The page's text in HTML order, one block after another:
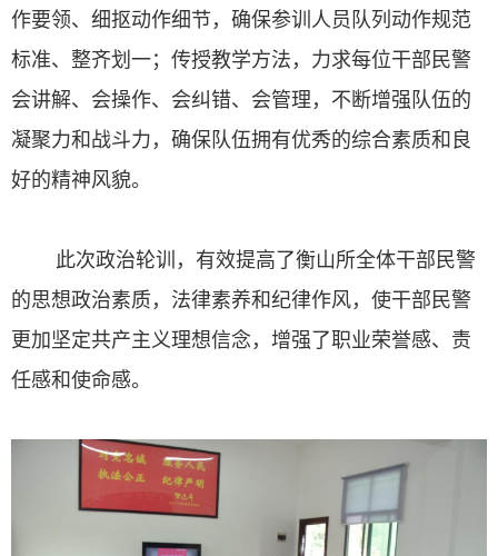
作要领、细抠动作细节，确保参训人员队列动作规范
标准、整齐划一；传授教学方法，力求每位干部民警
会讲解、会操作、会纠错、会管理，不断增强队伍的
凝聚力和战斗力，确保队伍拥有优秀的综合素质和良
好的精神风貌。
此次政治轮训，有效提高了衡山所全体干部民警
的思想政治素质，法律素养和纪律作风，使干部民警
更加坚定共产主义理想信念，增强了职业荣誉感、责
任感和使命感。